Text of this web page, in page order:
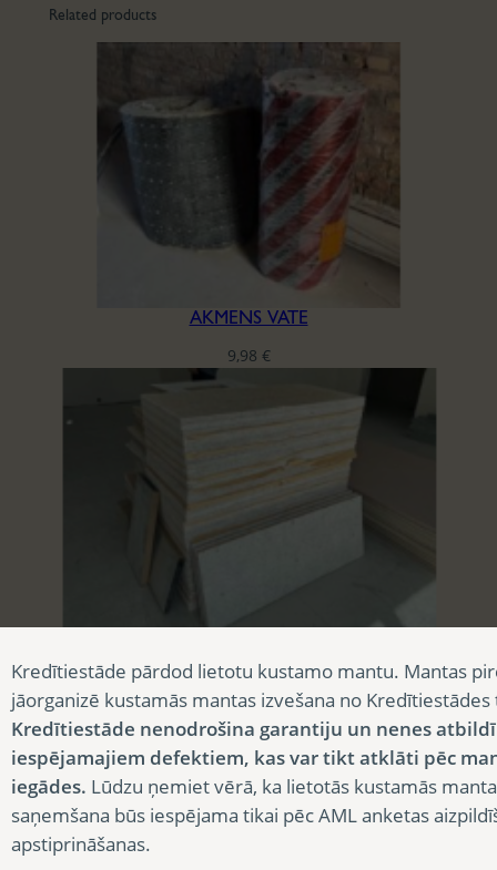
Related products
AKMENS VATE
9,98 €
3,90€
Kredītiestāde pārdod lietotu kustamo mantu. Mantas
jāorganizē kustamās mantas izvešana no
Kredītiestāde nenodrošina garantiju un nenes
iespējamajiem defektiem, kas var tikt atklāti pēc
iegādes. Lūdzu ņemiet vērā, ka lietotās kustamās
saņemšana būs iespējama tikai pēc AML anketas
apstiprināšanas.